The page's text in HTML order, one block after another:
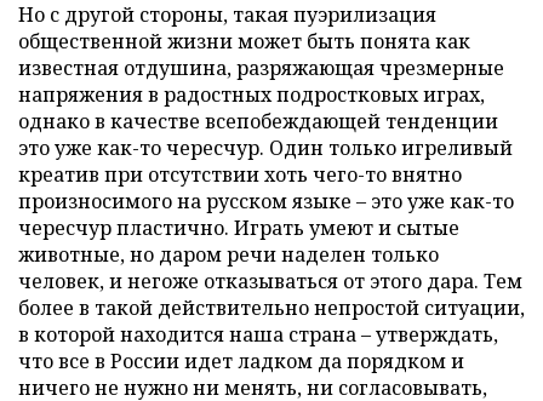
Но с другой стороны, такая пуэрилизация
общественной жизни может быть понята как
известная отдушина, разряжающая чрезмерные
напряжения в радостных подростковых играх,
однако в качестве всепобеждающей тенденции
это уже как-то чересчур. Один только игреливый
креатив при отсутствии хоть чего-то внятно
произносимого на русском языке – это уже как-то
чересчур пластично. Играть умеют и сытые
животные, но даром речи наделен только
человек, и негоже отказываться от этого дара. Тем
более в такой действительно непростой ситуации,
в которой находится наша страна – утверждать,
что все в России идет ладком да порядком и
ничего не нужно ни менять, ни согласовывать,